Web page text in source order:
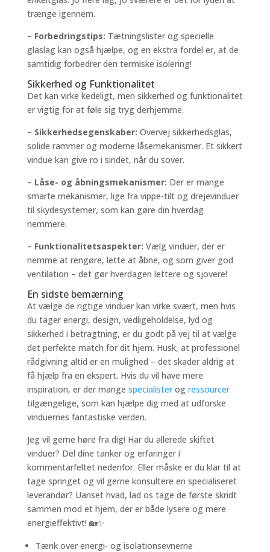
trænge igennem.
– Forbedringstips: Tætningslister og specielle
glaslag kan også hjælpe, og en ekstra fordel er, at de
samtidig forbedrer den termiske isolering!
Sikkerhed og Funktionalitet
Det kan virke kedeligt, men sikkerhed og funktionalitet
er vigtig for at føle sig tryg derhjemme.
– Sikkerhedsegenskaber: Overvej sikkerhedsglas,
solide rammer og moderne låsemekanismer. Et sikkert
vindue kan give ro i sindet, når du sover.
– Låse- og åbningsmekanismer: Der er mange
smarte mekanismer, lige fra vippe-tilt og drejevinduer
til skydesystemer, som kan gøre din hverdag
nemmere.
– Funktionalitetsaspekter: Vælg vinduer, der er
nemme at rengøre, lette at åbne, og som giver god
ventilation – det gør hverdagen lettere og sjovere!
En sidste bemærning
At vælge de rigtige vinduer kan virke svært, men hvis
du tager energi, design, vedligeholdelse, lyd og
sikkerhed i betragtning, er du godt på vej til at vælge
det perfekte match for dit hjem. Husk, at professionel
rådgivning altid er en mulighed – det skader aldrig at
få hjælp fra en ekspert. Hvis du vil have mere
inspiration, er der mange specialisterog ressourcer
tilgængelige, som kan hjælpe dig med at udforske
vinduernes fantastiske verden.
Jeg vil gerne høre fra dig! Har du allerede skiftet
vinduer? Del dine tanker og erfaringer i
kommentarfeltet nedenfor. Eller måske er du klar til at
tage springet og vil gerne konsultere en specialiseret
leverandør? Uanset hvad, lad os tage de første skridt
sammen mod et hjem, der er både lysere og mere
energieffektivt! 🏡✨
Tænk over energi- og isolationsevnerne